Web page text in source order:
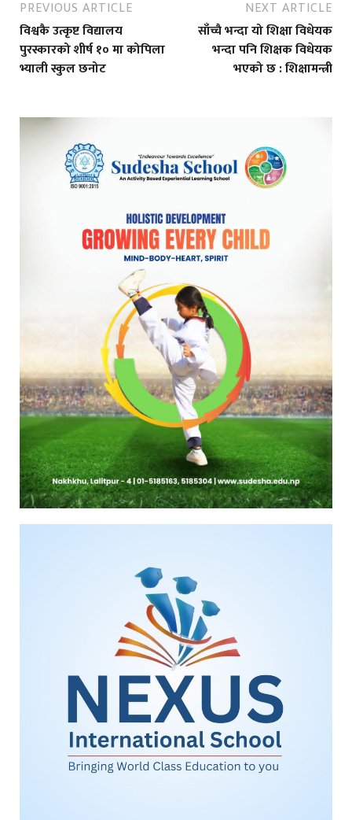
PREVIOUS ARTICLE
विश्वकै उत्कृष्ट विद्यालय
पुरस्कारको शीर्ष १० मा कोपिला
भ्याली स्कुल छनोट
NEXT ARTICLE
साँच्चै भन्दा यो शिक्षा विधेयक
भन्दा पनि शिक्षक विधेयक
भएको छ : शिक्षामन्त्री